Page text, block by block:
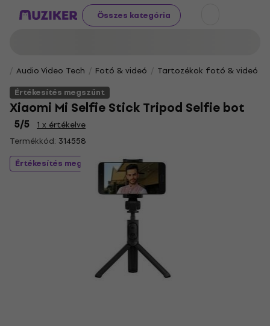
Összes kategória
Audio Video Tech Fotó & videó
Tartozékok fotó & videó
Értékesítés megszűnt
Xiaomi Mi Selfie Stick Tripod Selfie bot
5/5
1 x értékelve
Termékkód: 314558
Értékesítés megszűnt